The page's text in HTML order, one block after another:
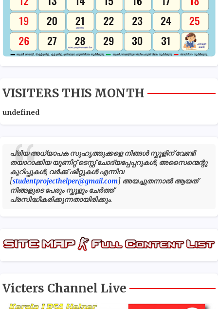
VISITERS THIS MONTH
undefned
പ്രിയ അധ്യാപക സുഹൃത്തുക്കളെ നിങ്ങൾ സ്കൂളിന് വേണ്ടി
തയാറാക്കിയ യൂണിറ്റ് ടെസ്റ്റ് ചോദ്യപ്പേപ്പറുകൾ, അസൈന്മെന്റു
കുറിപ്പുകൾ, വർക്ക് ഷീറ്റുകൾ എന്നിവ
[studentprojecthelper@gmail.com] അയച്ചുതന്നാൽ ആയത്
നിങ്ങളുടെ പേരും സ്കൂളും ചേർത്ത്
പ്രസിദ്ധീകരിക്കുന്നതായിരിക്കും.
Victers Channel Live